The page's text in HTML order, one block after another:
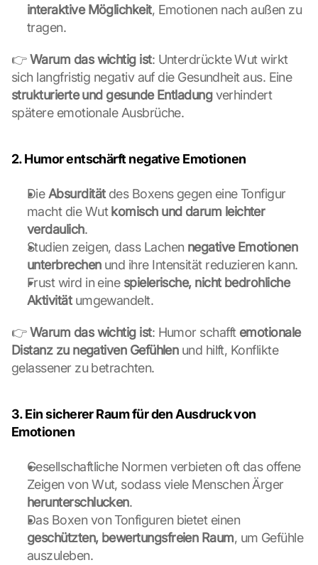
interaktive Möglichkeit, Emotionen nach außen zu
tragen.
👉 Warum das wichtig ist: Unterdrückte Wut wirkt
sich langfristig negativ auf die Gesundheit aus. Eine
strukturierte und gesunde Entladung verhindert
spätere emotionale Ausbrüche.
2. Humor entschärft negative Emotionen
Die Absurdität des Boxens gegen eine Tonfigur
macht die Wut komisch und darum leichter
verdaulich.
Studien zeigen, dass Lachen negative Emotionen
unterbrechen und ihre Intensität reduzieren kann.
Frust wird in eine spielerische, nicht bedrohliche
Aktivität umgewandelt.
👉 Warum das wichtig ist: Humor schafft emotionale
Distanz zu negativen Gefühlen und hilft, Konflikte
gelassener zu betrachten.
3. Ein sicherer Raum für den Ausdruck von
Emotionen
Gesellschaftliche Normen verbieten oft das offene
herunterschlucken.
geschützten, bewertungsfreien Raum, um Gefühle
auszuleben.
L